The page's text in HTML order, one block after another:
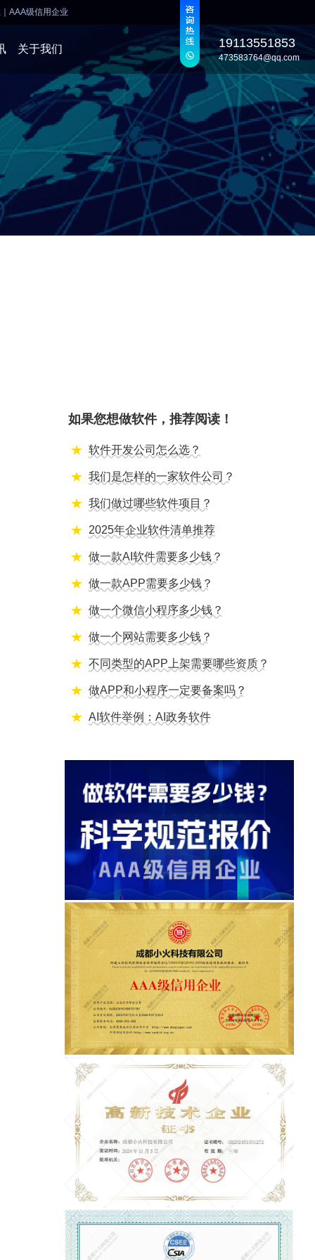
AAA级信用企业
关于我们 19113551853
473583764@qq.com
如果您想做软件，推荐阅读！
软件开发公司怎么选？
我们是怎样的一家软件公司？
我们做过哪些软件项目？
2025年企业软件清单推荐
做一款AI软件需要多少钱？
做一款APP需要多少钱？
做一个微信小程序多少钱？
做一个网站需要多少钱？
不同类型的APP上架需要哪些资质？
做APP和小程序一定要备案吗？
AI软件举例：AI政务软件